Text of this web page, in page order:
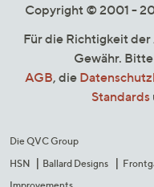
Copyright © 2001 -
Für die Richtigkeit
Gewähr.
AGB, die
Standards
Die QVC Group
HSN
Ballard Designs